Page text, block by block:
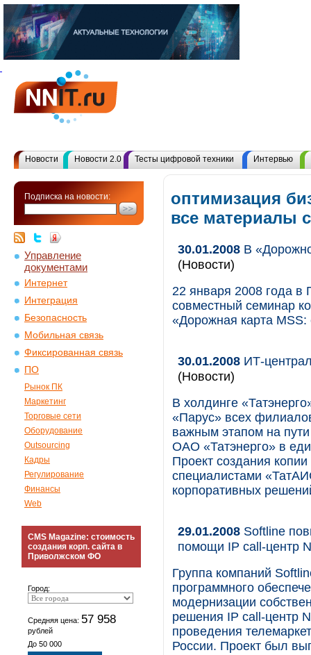
Новости Новости 2.0 Тесты цифровой техники Интервью
Подписка на новости:
Управление
документами
Интернет
Интеграция
Безопасность
Мобильная связь
Фиксированная связь
ПО
Рынок ПК
Маркетинг
Торговые сети
Оборудование
Outsourcing
Кадры
Регулирование
Финансы
Web
CMS Magazine: стоимость
создания корп. сайта в
Приволжском ФО
Город:
Средняя цена: 57 958
рублей
До 50 000
оптимизация
все материалы
30.01.2008 В
(Новости)
22 января 2008 года в
совместный семинар
«Дорожная карта
30.01.2008 ИТ-
(Новости)
В холдинге
«Парус» всех
важным этапом на
ОАО «Татэнерго» в
Проект создания
специалистами
корпоративных
29.01.2008 Softline
помощи IP call-центр
Группа компаний
программного
модернизации
решения IP call-центр
проведения
России. Проект был